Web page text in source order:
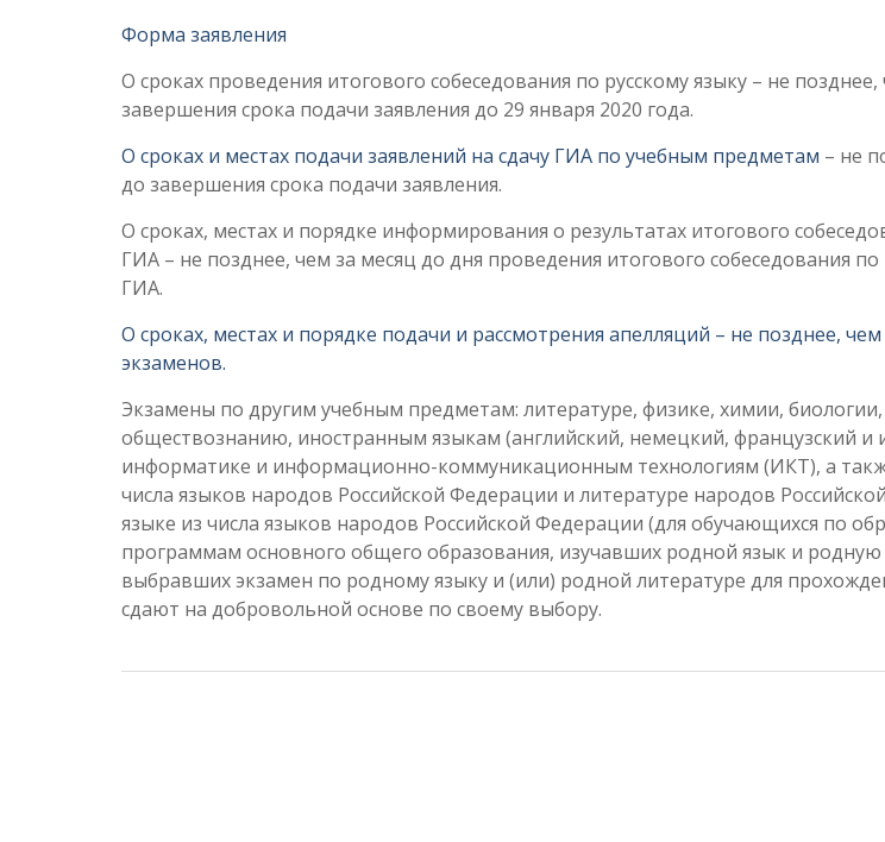
Форма заявления
О сроках проведения итогового собеседования по русскому языку – не
завершения срока подачи заявления до 29 января 2020 года.
О сроках и местах подачи заявлений на сдачу ГИА по учебным предметам – не
до завершения срока подачи заявления.
О сроках, местах и порядке информирования о результатах итогового
ГИА – не позднее, чем за месяц до дня проведения итогового собеседования по
ГИА.
О сроках, местах и порядке подачи и рассмотрения апелляций – не позднее,
экзаменов.
Экзамены по другим учебным предметам: литературе, физике, химии,
обществознанию, иностранным языкам (английский, немецкий, французский и
информатике и информационно-коммуникационным технологиям (ИКТ), а
числа языков народов Российской Федерации и литературе народов
языке из числа языков народов Российской Федерации (для обучающихся по
программам основного общего образования, изучавших родной язык и
выбравших экзамен по родному языку и (или) родной литературе для
сдают на добровольной основе по своему выбору.